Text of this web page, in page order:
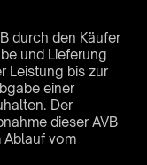
durch den Käufer
und Lieferung
Leistung bis zur
einer
Der
dieser AVB
vom